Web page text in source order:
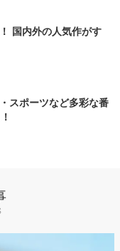
国内外の人気作がす
スポーツなど多彩な番